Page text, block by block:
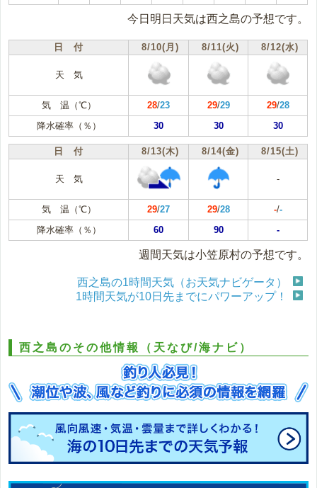
今日明日天気は西之島の予想です。
日 付 8/10(月) 8/11(火) 8/12(水)
天 気
気 温（℃） 28/23 29/29 29/28
降水確率（％）
30 30 30
日 付 8/13(木) 8/14(金) 8/15(土)
天 気 -
気 温（℃） 29/27 29/28 -/-
降水確率（％）
60 90 -
週間天気は小笠原村の予想です。
西之島の1時間天気（お天気ナビゲータ）
1時間天気が10日先までにパワーアップ！
西之島のその他情報（天なび/海ナビ）